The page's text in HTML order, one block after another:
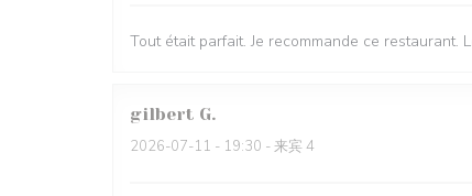
Tout était parfait. Je recommande ce restaurant.
gilbert G
2026-07-11 - 19:30 - 来宾 4